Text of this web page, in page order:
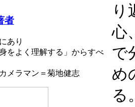
者
あり
よく理解する」からすべ
メラマン＝菊地健志
り
心
で
め
る